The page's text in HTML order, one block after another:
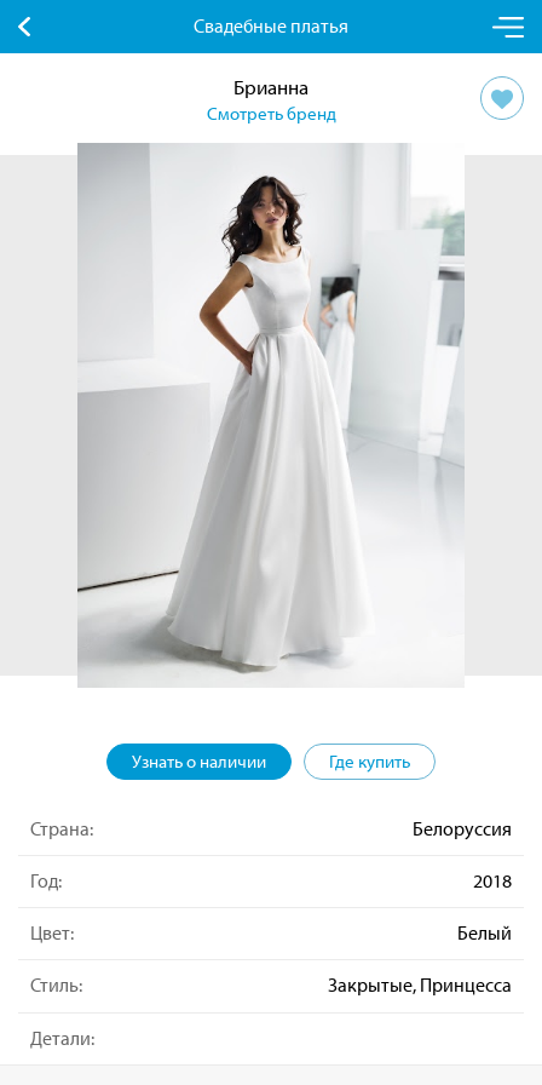
Свадебные платья
Брианна
Смотреть бренд
Узнать о наличии Где купить
Страна: Белоруссия
Год: 2018
Цвет: Белый
Стиль: Закрытые, Принцесса
Детали: